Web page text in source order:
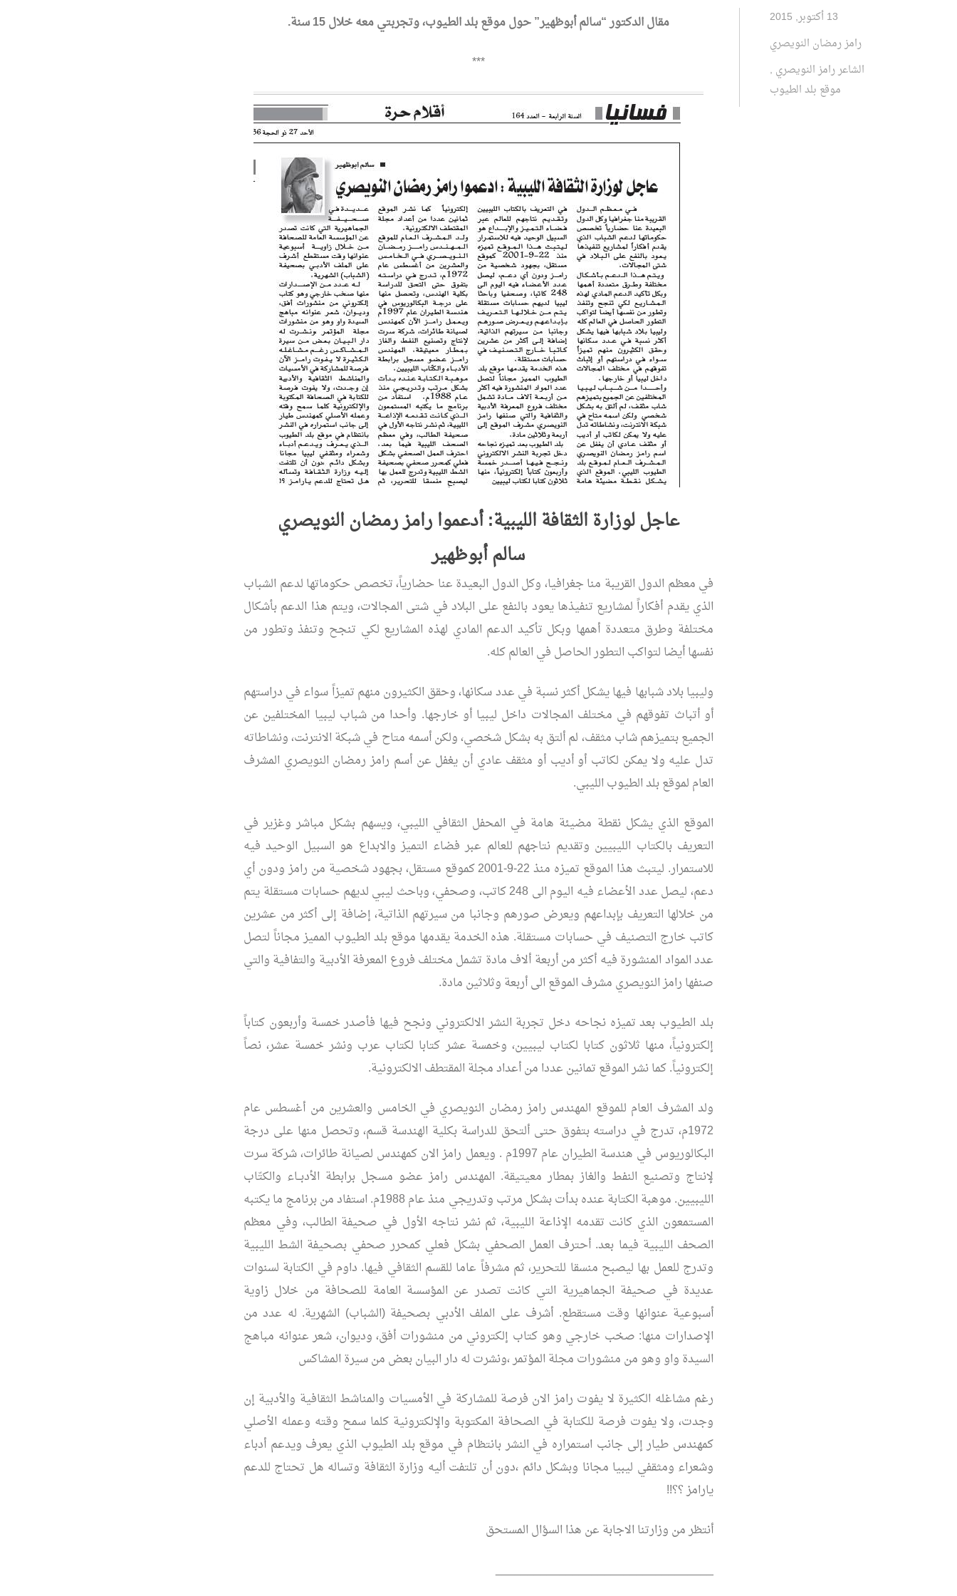
13 أكتوبر, 2015
رامز رمضان النويصري
الشاعر رامز النويصري ,
موقع بلد الطيوب
مقال الدكتور “سالم أبوظهير” حول موقع بلد الطيوب، وتجربتي معه خلال 15 سنة.
***
عاجل لوزارة الثقافة الليبية: أدعموا رامز رمضان النويصري
سالم أبوظهير
في معظم الدول القريبة منا جغرافيا، وكل الدول البعيدة عنا حضارياً، تخصص حكوماتها لدعم الشباب
الذي يقدم أفكاراً لمشاريع تنفيذها يعود بالنفع على البلاد في شتى المجالات، ويتم هذا الدعم بأشكال
مختلفة وطرق متعددة أهمها وبكل تأكيد الدعم المادي لهذه المشاريع لكي تنجح وتنفذ وتطور من
نفسها أيضا لتواكب التطور الحاصل في العالم كله.
وليبيا بلاد شبابها فيها يشكل أكثر نسبة في عدد سكانها، وحقق الكثيرون منهم تميزاً سواء في دراستهم
أو أتباث تفوقهم في مختلف المجالات داخل ليبيا أو خارجها. وأحدا من شباب ليبيا المختلفين عن
الجميع بتميزهم شاب مثقف، لم ألتق به بشكل شخصي، ولكن أسمه متاح في شبكة الانترنت، ونشاطاته
تدل عليه ولا يمكن لكاتب أو أديب أو مثقف عادي أن يغفل عن أسم رامز رمضان النويصري المشرف
العام لموقع بلد الطيوب الليبي.
الموقع الذي يشكل نقطة مضيئة هامة في المحفل الثقافي الليبي، ويسهم بشكل مباشر وغزير في
التعريف بالكتاب الليبيين وتقديم نتاجهم للعالم عبر فضاء التميز والابداع هو السبيل الوحيد فيه
للاستمرار. ليتبث هذا الموقع تميزه منذ 22-9-2001 كموقع مستقل، بجهود شخصية من رامز ودون أي
دعم، ليصل عدد الأعضاء فيه اليوم الى 248 كاتب، وصحفي، وباحث ليبي لديهم حسابات مستقلة يتم
من خلالها التعريف بإبداعهم ويعرض صورهم وجانبا من سيرتهم الذاتية، إضافة إلى أكثر من عشرين
كاتب خارج التصنيف في حسابات مستقلة. هذه الخدمة يقدمها موقع بلد الطيوب المميز مجاناً لتصل
عدد المواد المنشورة فيه أكثر من أربعة ألاف مادة تشمل مختلف فروع المعرفة الأدبية والتفافية والتي
صنفها رامز النويصري مشرف الموقع الى أربعة وثلاثين مادة.
بلد الطيوب بعد تميزه نجاحه دخل تجربة النشر الالكتروني ونجح فيها فأصدر خمسة وأربعون كتاباً
إلكترونياً، منها ثلاثون كتابا لكتاب ليبيين، وخمسة عشر كتابا لكتاب عرب ونشر خمسة عشر، نصاً
إلكترونياً. كما نشر الموقع تمانين عددا من أعداد مجلة المقتطف الالكترونية.
ولد المشرف العام للموقع المهندس رامز رمضان النويصري في الخامس والعشرين من أغسطس عام
1972م، تدرج في دراسته بتفوق حتى ألتحق للدراسة بكلية الهندسة قسم، وتحصل منها على درجة
البكالوريوس في هندسة الطيران عام 1997م . ويعمل رامز الان كمهندس لصيانة طائرات، شركة سرت
لإنتاج وتصنيع النفط والغاز بمطار معيتيقة. المهندس رامز عضو مسجل برابطة الأدبــاء والكتّاب
الليبيين. موهبة الكتابة عنده بدأت بشكل مرتب وتدريجي منذ عام 1988م. استفاد من برنامج ما يكتبه
المستمعون الذي كانت تقدمه الإذاعة الليبية، ثم نشر نتاجه الأول في صحيفة الطالب، وفي معظم
الصحف الليبية فيما بعد. أحترف العمل الصحفي بشكل فعلي كمحرر صحفي بصحيفة الشط الليبية
وتدرج للعمل بها ليصبح منسقا للتحرير، ثم مشرفاً عاما للقسم الثقافي فيها. داوم في الكتابة لسنوات
عديدة في صحيفة الجماهيرية التي كانت تصدر عن المؤسسة العامة للصحافة من خلال زاوية
أسبوعية عنوانها وقت مستقطع. أشرف على الملف الأدبي بصحيفة (الشباب) الشهرية. له عدد من
الإصدارات منها: صخب خارجي وهو كتاب إلكتروني من منشورات أفق، وديوان، شعر عنوانه مباهج
السيدة واو وهو من منشورات مجلة المؤتمر ،ونشرت له دار البيان بعض من سيرة المشاكس
رغم مشاغله الكثيرة لا يفوت رامز الان فرصة للمشاركة في الأمسيات والمناشط الثقافية والأدبية إن
وجدت، ولا يفوت فرصة للكتابة في الصحافة المكتوبة والإلكترونية كلما سمح وقته وعمله الأصلي
كمهندس طيار إلى جانب استمراره في النشر بانتظام في موقع بلد الطيوب الذي يعرف ويدعم أدباء
وشعراء ومثقفي ليبيا مجانا وبشكل دائم ،دون أن تلتفت أليه وزارة الثقافة وتساله هل تحتاج للدعم
يارامز ؟؟!!
أنتظر من وزارتنا الاجابة عن هذا السؤال المستحق
__________________________________